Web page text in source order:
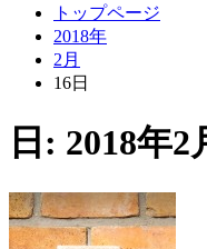
トップページ
2018年
2月
16日
日: 2018年2